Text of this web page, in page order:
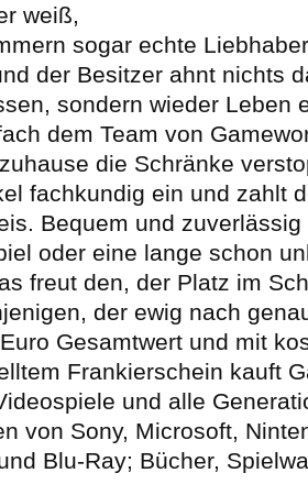
weiß,
sogar echte
der Besitzer ahnt nichts
sondern wieder Leben
dem Team von
die Schränke
fachkundig ein und zahlt
Bequem und
oder eine lange schon
freut den, der Platz im
der ewig nach
Gesamtwert und mit
Frankierschein kauft
und alle
von Sony, Microsoft,
Blu-Ray; Bücher,